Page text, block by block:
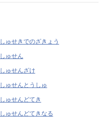
しゅせきでのざきょう
しゅせん
しゅせんざけ
しゅせんとうしゅ
しゅせんどてき
しゅせんどてきなる